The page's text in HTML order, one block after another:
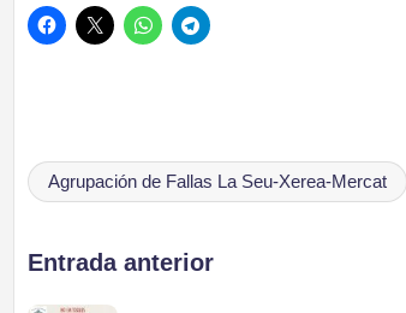
Etiquetas:
Agrupación de Fallas La Seu-Xerea-Mercat
Navegación
Entrada anterior